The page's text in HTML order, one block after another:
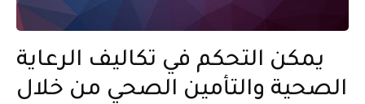
يمكن التحكم في تكاليف الرعاية
الصحية والتأمين الصحي من خلال